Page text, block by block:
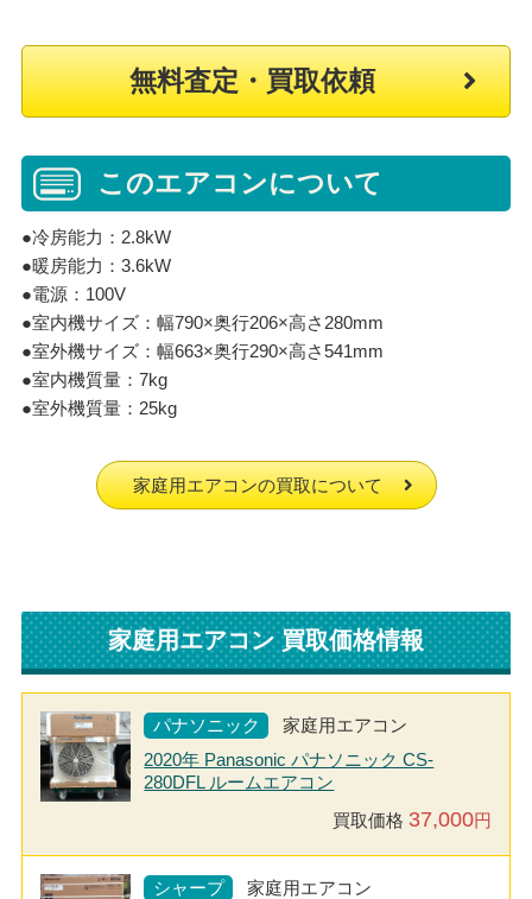
無料査定・買取依頼
このエアコンについて
●冷房能力：2.8kW
●暖房能力：3.6kW
●電源：100V
●室内機サイズ：幅790×奥行206×高さ280mm
●室外機サイズ：幅663×奥行290×高さ541mm
●室内機質量：7kg
●室外機質量：25kg
家庭用エアコンの買取について
家庭用エアコン 買取価格情報
パナソニック
家庭用エアコン
2020年 Panasonic パナソニック CS-
280DFL ルームエアコン
買取価格 37,000円
シャープ
家庭用エアコン